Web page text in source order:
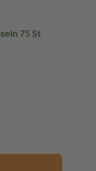
75 St